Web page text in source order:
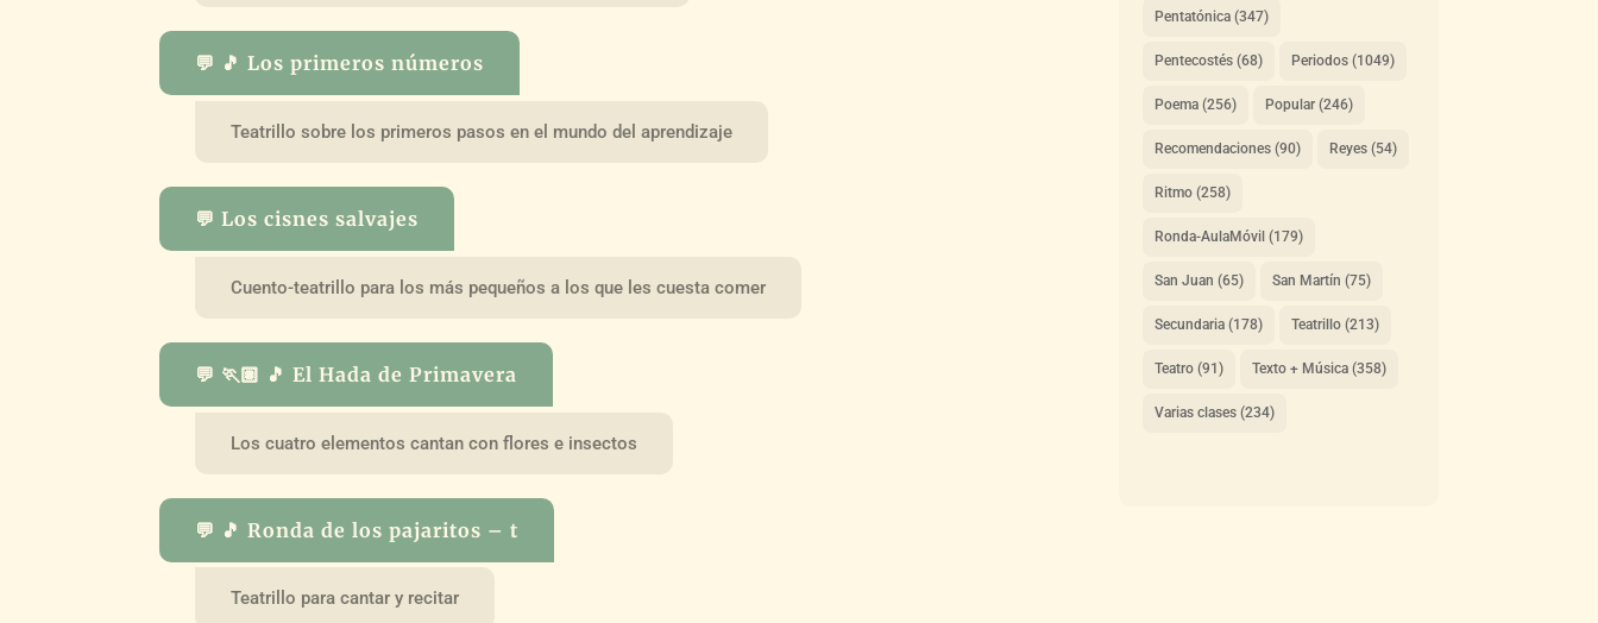
💬 🎵 Los primeros números
Teatrillo sobre los primeros pasos en el mundo del aprendizaje
💬 Los cisnes salvajes
Cuento-teatrillo para los más pequeños a los que les cuesta comer
💬 🏃🏽 🎵 El Hada de Primavera
Los cuatro elementos cantan con flores e insectos
💬 🎵 Ronda de los pajaritos – t
Teatrillo para cantar y recitar
Pentatónica(347)
Pentecostés(68) Periodos(1049)
Poema(256) Popular(246)
Recomendaciones(90) Reyes(54)
Ritmo(258)
Ronda-AulaMóvil (179)
San Juan (65) San Martín (75)
Secundaria(178) Teatrillo(213)
Teatro(91) Texto + Música(358)
Varias clases(234)